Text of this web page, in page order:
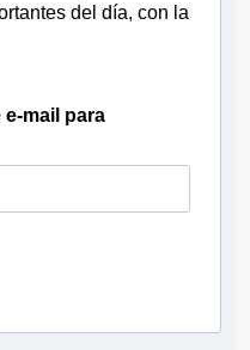
del día, con la
mail para